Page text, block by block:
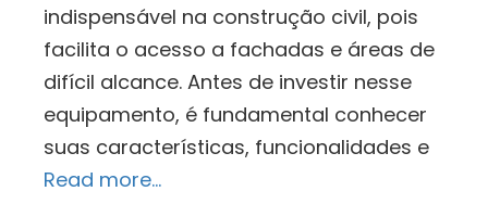
indispensável na construção civil, pois
facilita o acesso a fachadas e áreas de
difícil alcance. Antes de investir nesse
equipamento, é fundamental conhecer
suas características, funcionalidades e
Read more…